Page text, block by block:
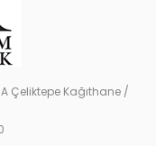
Çeliktepe Kağıthane /